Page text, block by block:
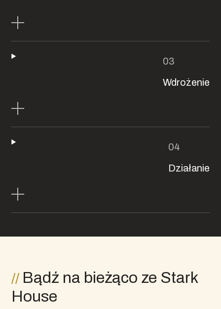
Wdrożenie
Działanie
Bądź na bieżąco ze Stark
House